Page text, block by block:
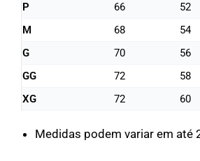
P
66 52
M
68 54
G
70 56
GG
72 58
XG
72 60
Medidas podem variar em até